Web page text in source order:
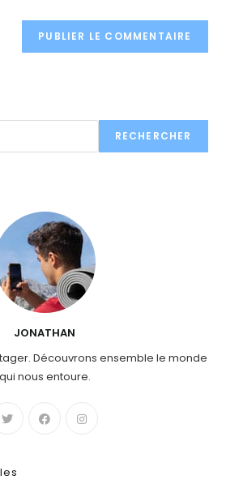
RECHERCHER
JONATHAN
Découvrons ensemble le monde
qui nous entoure.